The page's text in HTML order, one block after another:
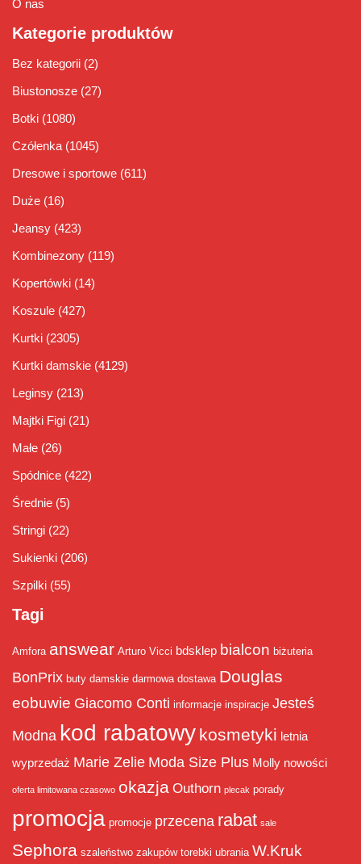
O nas
Kategorie produktów
Bez kategorii (2)
Biustonosze (27)
Botki (1080)
Czółenka (1045)
Dresowe i sportowe (611)
Duże (16)
Jeansy (423)
Kombinezony (119)
Kopertówki (14)
Koszule (427)
Kurtki (2305)
Kurtki damskie (4129)
Leginsy (213)
Majtki Figi (21)
Małe (26)
Spódnice (422)
Średnie (5)
Stringi (22)
Sukienki (206)
Szpilki (55)
Tagi
Amfora answear Arturo Vicci bdsklep bialcon biżuteria
BonPrix buty damskie darmowa dostawa Douglas
eobuwie Giacomo Conti informacje inspiracje Jesteś
Modna kod rabatowy kosmetyki letnia
wyprzedaż Marie Zelie Moda Size Plus Molly nowości
oferta limitowana czasowo okazja Outhorn plecak porady
promocja promocje przecena rabat sale
Sephora szaleństwo zakupów torebki ubrania W.Kruk